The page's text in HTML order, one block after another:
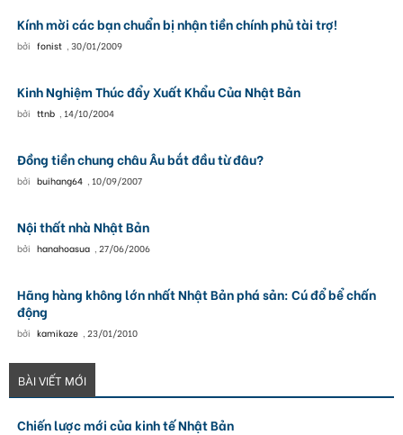
Kính mời các bạn chuẩn bị nhận tiền chính phủ tài trợ!
bởi fonist , 30/01/2009
Kinh Nghiệm Thúc đẩy Xuất Khẩu Của Nhật Bản
bởi ttnb , 14/10/2004
Đồng tiền chung châu Âu bắt đầu từ đâu?
bởi buihang64 , 10/09/2007
Nội thất nhà Nhật Bản
bởi hanahoasua , 27/06/2006
Hãng hàng không lớn nhất Nhật Bản phá sản: Cú đổ bể chấn
động
bởi kamikaze , 23/01/2010
BÀI VIẾT MỚI
Chiến lược mới của kinh tế Nhật Bản